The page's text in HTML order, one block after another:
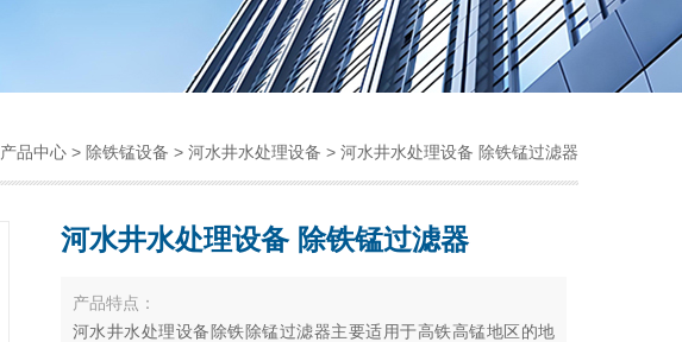
产品中心 > 除铁锰设备 > 河水井水处理设备 > 河水井水处理设备 除铁锰过滤器
河水井水处理设备 除铁锰过滤器
产品特点：
河水井水处理设备除铁除锰过滤器主要适用于高铁高锰地区的地